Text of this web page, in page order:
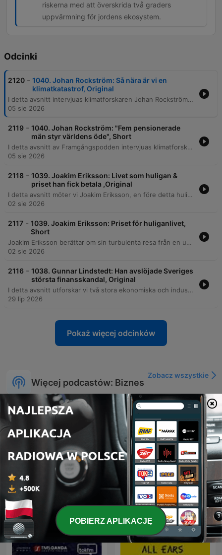
riskerna med att överskrida två graders
uppvärmning för jordens ekosystem.
Odcinki
2120 - 1040. Johan Rockström: Så nära är vi en
klimatkatastrof, Original
I detta avsnitt intervjuas klimatforskaren Johan Rockström om de akuta riskerna med den globala uppvärmningen och planetära gränser. Han diskuterar vikten av energiomställning, risken för tipppunkter i ekosystem som Amazonas, samt hur uppvärmningstakten nu har accelererat. Samtalet belyser de vetenskapliga bevisen för att uppvärmningen accelererar och risken för att vi kraschar genom 1,5-gradersmålet. Rockström föreslår även införandet av ett globalt pris på koldioxid samt vikten av att ha satt vetenskapligt baserade planetära gränser för världsekonomin.
05 sie 2026
2119 - 1040. Johan Rockström: "Fem pensionerade
män styr världens öde", Short
I detta avsnitt av Framgångspodden intervjuas klimatforskaren Johan Rockström om de akuta riskerna för en klimatkollaps, planetära gränser och risken för tipppunkter i ekosystem som Amazonas. Han diskuterar även hur den vetenskapliga bekräftelsen visar att uppvärmningstakten accelererar. Vidare reflekterar Rockström över global politisk osäkerhet och hur världens fokus på ett fåtal ledare försvårar hållbarhetsomställningen. Han föreslår historiska korrigeringar, såsom planetära gränser och globala koldioxidpriser, samt ser möjligheter till snabb förändring genom kriser.
05 sie 2026
2118 - 1039. Joakim Eriksson: Livet som huligan &
priset han fick betala ,Original
I detta avsnitt möter vi Joakim Eriksson, en före detta huliganledare för Djurgårdens IF, som delar med sig av sin turbulenta livshistoria. Från en uppväxt präglad av brist på manliga förebilder och tidig kriminalitet, till att bli en central figur i den våldsamma supporterkulturen under 90-talet, beskriver han hur behovet av bekräftelse drev honom in i ett liv av vapen, knivslagsmål och gängkriminalitet. Berättelsen fortsätter genom en djup personlig kris där ett dubbelliv som ledare i DFG gradvis ersattes av missbruk, psykos och hemlöshet. Joakim reflekterar över sin resa från destruktiva flyktbeteenden till att finna stabilitet i nykterhet, och belyser hur traumatiska upplevelser av skam formade hans identitet.
02 sie 2026
2117 - 1039. Joakim Eriksson: Priset för huliganlivet,
Short
Joakim Eriksson berättar om sin turbulenta resa från en uppväxt i Rissne präglad av sökandet efter förebilder till sin tid som ledare för huliganlaget DFG. Han delar med sig av de mörka åren med våld, gängkriminalitet, drogberoende och psykoser, vilket ledde till hemlöshet och självmordsförsök. Efter en period av djup kris reflekterar Joakim över behovet av manliga förebilder och de emotionella konsekvenserna av sitt förflutna. Han avslutar med att berätta om sin väg mot återhämtning och hur han idag lever ett nyktert liv.
02 sie 2026
2116 - 1038. Gunnar Lindstedt: Han avslöjade Sveriges
största finansskandal, Original
I detta avsnitt utforskar vi två stora ekonomiska och industriella skandaler. Först går vi bakom kulisserna i Trustor-härvan med journalisten Gunnar Lindstedt, som avslöjar hur Lord Moyns affärer och användandet av bolagets medel för privata vinster doldes genom offshore-konton och bristande revisorskontroll. Därefter granskar vi Northvolts utmaningar, från de stora ambitionerna och beroendet av kinesisk teknik till de ekonomiska svårigheterna, arbetsmiljöfrågor och den politiska komplexiteten kring offentliga investeringar. Avsnittet avslutas med en diskussion om framtidens energibehov kopplat till AI och datahallar.
29 lip 2026
Pokaż więcej odcinków
Więcej podcastów: Biznes
Zobacz wszystkie
Maciej Wieczorek - Expert
w Bentleyu
兆華與股惑仔
POBIERZ APLIKACJĘ